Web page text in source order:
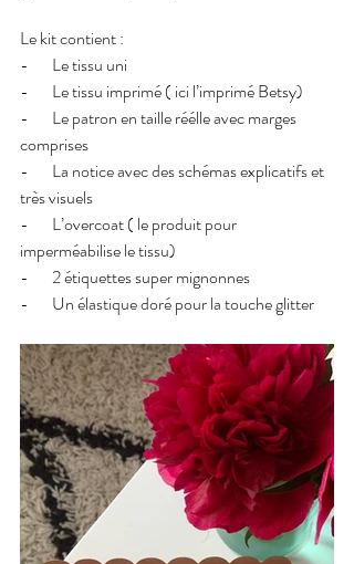
Le kit contient :
-       Le tissu uni
-       Le tissu imprimé ( ici l’imprimé Betsy)
-       Le patron en taille réélle avec marges
comprises
-       La notice avec des schémas explicatifs et
très visuels
-       L’overcoat ( le produit pour
imperméabilise le tissu)
-       2 étiquettes super mignonnes
-       Un élastique doré pour la touche glitter